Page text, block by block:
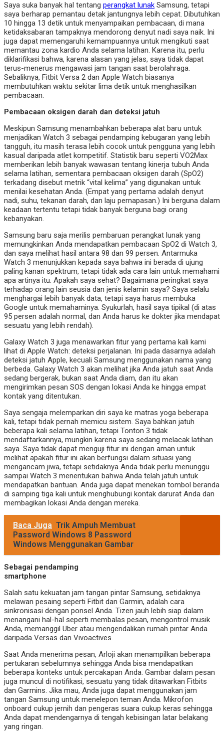
Saya suka banyak hal tentang perangkat lunak Samsung, tetapi
saya berharap pemantau detak jantungnya lebih cepat. Dibutuhkan
10 hingga 13 detik untuk menyampaikan pembacaan, di mana
ketidaksabaran tampaknya mendorong denyut nadi saya naik. Ini
juga dapat memengaruhi kemampuannya untuk mengikuti saat
memantau zona kardio Anda selama latihan. Karena itu, perlu
diklarifikasi bahwa, karena alasan yang jelas, saya tidak dapat
terus-menerus mengawasi jam tangan saat berolahraga.
Sebaliknya, Fitbit Versa 2 dan Apple Watch biasanya
membutuhkan waktu sekitar lima detik untuk menghasilkan
pembacaan.
Pembacaan oksigen darah dan deteksi jatuh
Meskipun Samsung menambahkan beberapa alat baru untuk
menjadikan Watch 3 sebagai pendamping kebugaran yang lebih
tangguh, itu masih terasa lebih cocok untuk pengguna yang lebih
kasual daripada atlet kompetitif. Statistik baru seperti VO2Max
memberikan lebih banyak wawasan tentang kinerja tubuh Anda
selama latihan, sementara pembacaan oksigen darah (SpO2)
terkadang disebut metrik “vital kelima” yang digunakan untuk
menilai kesehatan Anda. (Empat yang pertama adalah denyut
nadi, suhu, tekanan darah, dan laju pernapasan.) Ini berguna dalam
keadaan tertentu tetapi tidak banyak berguna bagi orang
kebanyakan.
Samsung baru saja merilis pembaruan perangkat lunak yang
memungkinkan Anda mendapatkan pembacaan SpO2 di Watch 3,
dan saya melihat hasil antara 98 dan 99 persen. Antarmuka
Watch 3 menunjukkan kepada saya bahwa ini berada di ujung
paling kanan spektrum, tetapi tidak ada cara lain untuk memahami
apa artinya itu. Apakah saya sehat? Bagaimana peringkat saya
terhadap orang lain seusia dan jenis kelamin saya? Saya selalu
menghargai lebih banyak data, tetapi saya harus membuka
Google untuk memahaminya. Syukurlah, hasil saya tipikal (di atas
95 persen adalah normal, dan Anda harus ke dokter jika mendapat
sesuatu yang lebih rendah).
Galaxy Watch 3 juga menawarkan fitur yang pertama kali kami
lihat di Apple Watch: deteksi perjalanan. Ini pada dasarnya adalah
deteksi jatuh Apple, kecuali Samsung menggunakan nama yang
berbeda. Galaxy Watch 3 akan melihat jika Anda jatuh saat Anda
sedang bergerak, bukan saat Anda diam, dan itu akan
mengirimkan pesan SOS dengan lokasi Anda ke hingga empat
kontak yang ditentukan.
Saya sengaja melemparkan diri saya ke matras yoga beberapa
kali, tetapi tidak pernah memicu sistem. Saya bahkan jatuh
beberapa kali selama latihan, tetapi Tonton 3 tidak
mendaftarkannya, mungkin karena saya sedang melacak latihan
saya. Saya tidak dapat menguji fitur ini dengan aman untuk
melihat apakah fitur ini akan berfungsi dalam situasi yang
mengancam jiwa, tetapi setidaknya Anda tidak perlu menunggu
sampai Watch 3 menentukan bahwa Anda telah jatuh untuk
mendapatkan bantuan. Anda juga dapat menekan tombol beranda
di samping tiga kali untuk menghubungi kontak darurat Anda dan
membagikan lokasi Anda dengan mereka.
Baca Juga Trik Ampuh Membuat
Password Windows 8 Password
Windows Menggunakan Gambar
Sebagai pendamping
Salah satu kekuatan jam tangan pintar Samsung, setidaknya
melawan pesaing seperti Fitbit dan Garmin, adalah cara
sinkronisasi dengan ponsel Anda. Tizen jauh lebih siap dalam
menangani hal-hal seperti membalas pesan, mengontrol musik
Anda, memanggil Uber atau mengendalikan rumah pintar Anda
daripada Versas dan Vivoactives.
Saat Anda menerima pesan, Arloji akan menampilkan beberapa
pertukaran sebelumnya sehingga Anda bisa mendapatkan
beberapa konteks untuk percakapan Anda. Gambar dalam pesan
juga muncul di notifikasi, sesuatu yang tidak ditawarkan Fitbits
dan Garmins. Jika mau, Anda juga dapat menggunakan jam
tangan Samsung untuk menelepon teman Anda. Mikrofon
onboard cukup jernih dan pengeras suara cukup keras sehingga
Anda dapat mendengarnya di tengah kebisingan latar belakang
yang ringan.